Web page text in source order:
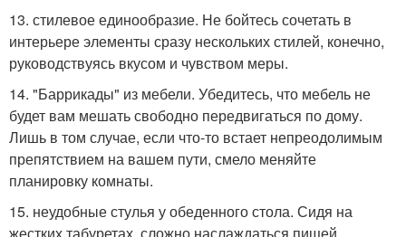
13. стилевое единообразие. Не бойтесь сочетать в
интерьере элементы сразу нескольких стилей, конечно,
руководствуясь вкусом и чувством меры.
14. "Баррикады" из мебели. Убедитесь, что мебель не
будет вам мешать свободно передвигаться по дому.
Лишь в том случае, если что-то встает непреодолимым
препятствием на вашем пути, смело меняйте
планировку комнаты.
15. неудобные стулья у обеденного стола. Сидя на
жестких табуретах, сложно наслаждаться пищей.